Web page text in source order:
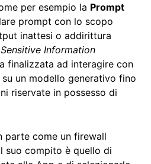
per esempio la Prompt
prompt con lo scopo
inattesi o addirittura
Sensitive Information
finalizzata ad interagire con
su un modello generativo fino
riservate in possesso di
parte come un firewall
suo compito è quello di